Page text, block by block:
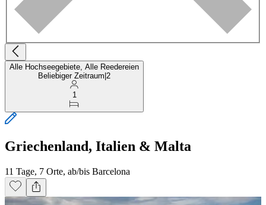
Alle Hochseegebiete, Alle Reedereien
Beliebiger Zeitraum 2
1
Griechenland, Italien & Malta
11 Tage, 7 Orte, ab/bis Barcelona